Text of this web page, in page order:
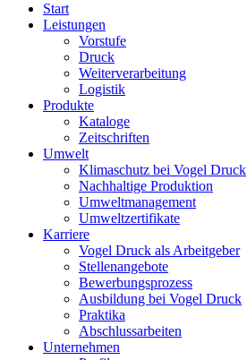
Start
Leistungen
Vorstufe
Druck
Weiterverarbeitung
Logistik
Produkte
Kataloge
Zeitschriften
Umwelt
Klimaschutz bei Vogel Druck
Nachhaltige Produktion
Umweltmanagement
Umweltzertifikate
Karriere
Vogel Druck als Arbeitgeber
Stellenangebote
Bewerbungsprozess
Ausbildung bei Vogel Druck
Praktika
Abschlussarbeiten
Unternehmen